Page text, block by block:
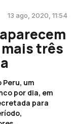
13 ago, 2020, 11:54
três
um
por dia, em
para